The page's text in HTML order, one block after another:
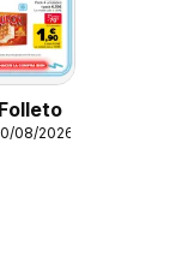
08/2026